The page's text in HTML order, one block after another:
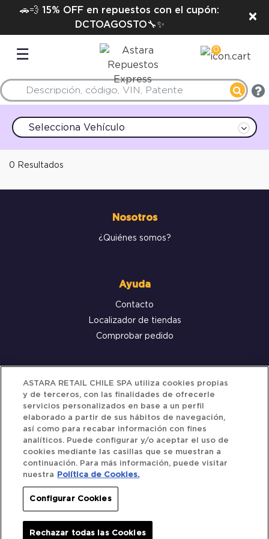
🚗💨 15% OFF en repuestos con el cupón:
DCTOAGOSTO🔧✨
×
☰ 0
Selecciona Vehículo
0 Resultados
Nosotros
¿Quiénes somos?
Ayuda
Contacto
Localizador de tiendas
Comprobar pedido
Servicio al cliente
Términos y Condiciones
Política de privacidad
Siguenos
Redes Sociales
ASTARA RETAIL CHILE SPA utiliza cookies propias
y de terceros, con las finalidades de ofrecerle
servicios personalizados en base a un perfil
elaborado a partir de sus hábitos de navegación,
así como para recabar información con fines
analíticos. Puede configurar y/o aceptar el uso de
cookies mediante las casillas que se muestran a
continuación. Para más información, puede visitar
nuestra
Política de Cookies.
Configurar Cookies
Rechazar todas las Cookies